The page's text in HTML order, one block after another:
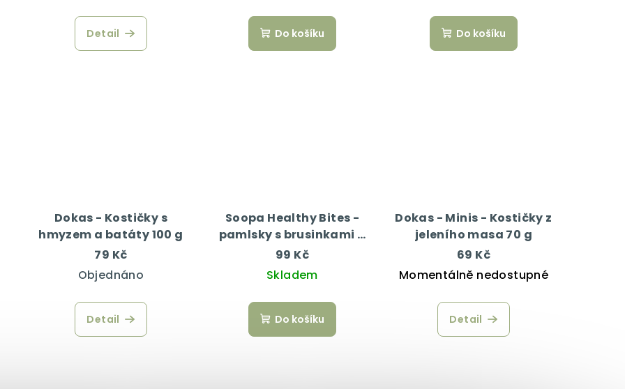
Detail Do košíku Do košíku
Dokas - Kostičky s
hmyzem a batáty 100 g
79 Kč
Objednáno
Detail
Soopa Healthy Bites -
pamlsky s brusinkami a
batáty 50 g
99 Kč
Skladem
Do košíku
Dokas - Minis - Kostičky z
jeleního masa 70 g
69 Kč
Momentálně nedostupné
Detail